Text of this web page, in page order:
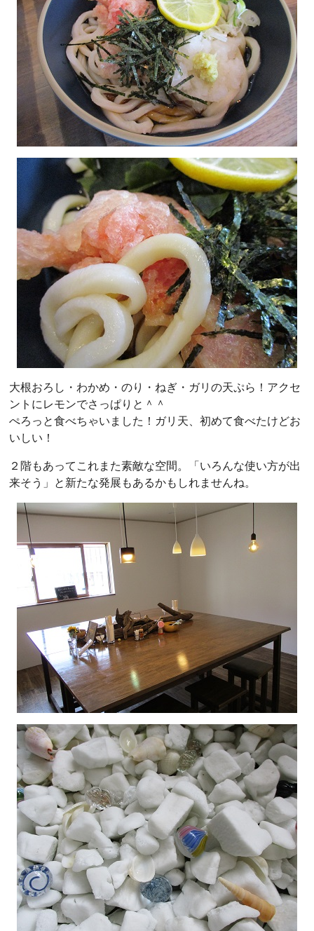
大根おろし・わかめ・のり・ねぎ・ガリの天ぷら！アクセ
ントにレモンでさっぱりと＾＾
ぺろっと食べちゃいました！ガリ天、初めて食べたけどお
いしい！
２階もあってこれまた素敵な空間。「いろんな使い方が出
来そう」と新たな発展もあるかもしれませんね。